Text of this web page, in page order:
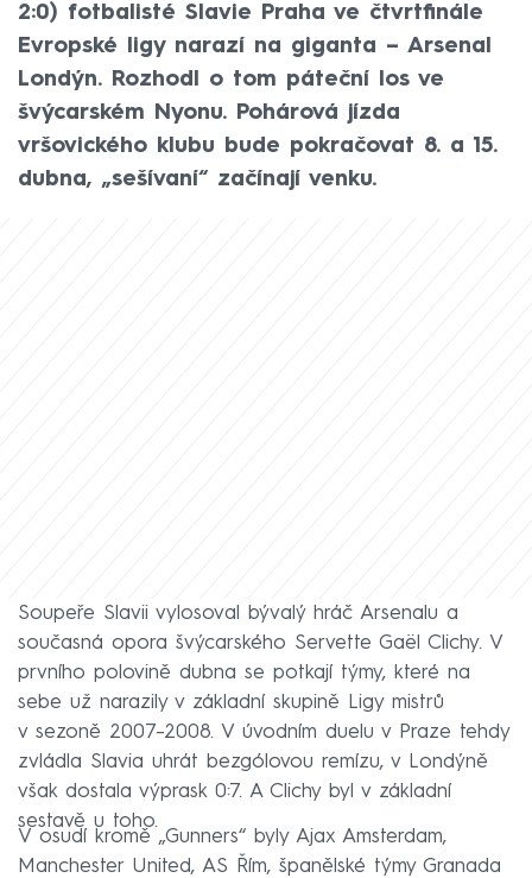
2:0) fotbalisté Slavie Praha ve čtvrtfinále
Evropské ligy narazí na giganta – Arsenal
Londýn. Rozhodl o tom páteční los ve
švýcarském Nyonu. Pohárová jízda
vršovického klubu bude pokračovat 8. a 15.
dubna, „sešívaní“ začínají venku.
Soupeře Slavii vylosoval bývalý hráč Arsenalu a
současná opora švýcarského Servette Gaël Clichy. V
prvního polovině dubna se potkají týmy, které na
sebe už narazily v základní skupině Ligy mistrů
v sezoně 2007–⁠2008. V úvodním duelu v Praze tehdy
zvládla Slavia uhrát bezgólovou remízu, v Londýně
však dostala výprask 0:7. A Clichy byl v základní
sestavě u toho.
V osudí kromě „Gunners“ byly Ajax Amsterdam,
Manchester United, AS Řím, španělské týmy Granada